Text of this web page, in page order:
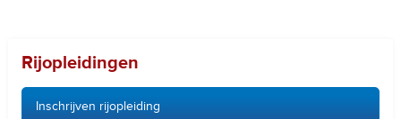
Rijopleidingen
Inschrijven rijopleiding